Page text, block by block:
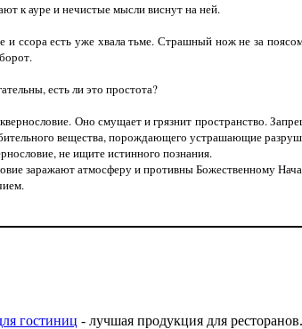
к ауре и нечистые мысли виснут на ней.
есть уже хвала тьме. Страшный нож не за
есть ли это простота?
Оно смущает и грязнит пространство.
вещества, порождающего устрашающие
не ищите истинного познания.
заражают атмосферу и противны Божественному
гостиниц - лучшая продукция для ресторанов.